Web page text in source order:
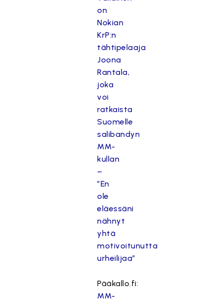
on
Nokian
KrP:n
tähtipelaaja
Joona
Rantala,
joka
voi
ratkaista
Suomelle
salibandyn
MM-
kullan
–
”En
ole
eläessäni
nähnyt
yhtä
motivoitunutta
urheilijaa”
Pääkallo.fi:
MM-